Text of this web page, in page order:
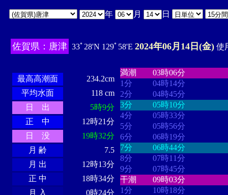
年 月 日
佐賀県：唐津 33ﾟ28'N 129ﾟ58'E 2024年06月14日(金) 使
最高高潮面
234.2cm
平均水面
118 cm
日 出
5時9分
正 中
12時21分
日 没
19時32分
月 齢
7.5
月 出
12時13分
正 中
18時34分
月 入
0時24分
満潮
03時06分
1分
04時14分
2分
04時45分
3分
05時10分
4分
05時33分
5分
05時56分
6分
06時19分
7分
06時44分
8分
07時11分
9分
07時45分
干潮
09時03分
1分
10時18分